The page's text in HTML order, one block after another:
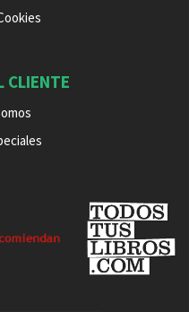
CLIENTE